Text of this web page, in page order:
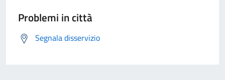
Problemi in città
Segnala disservizio